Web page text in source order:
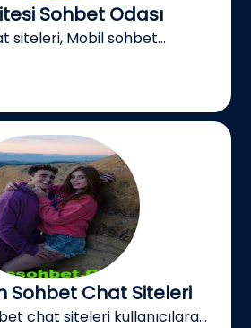
Sohbet Odası
siteleri, Mobil sohbet...
Sohbet Chat Siteleri
chat siteleri kullanıcılara...